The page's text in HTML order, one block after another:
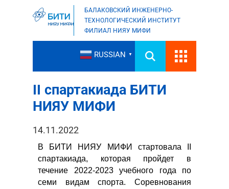
БАЛАКОВСКИЙ ИНЖЕНЕРНО-
ТЕХНОЛОГИЧЕСКИЙ ИНСТИТУТ
ФИЛИАЛ НИЯУ МИФИ
RUSSIAN ▼
II спартакиада БИТИ
НИЯУ МИФИ
14.11.2022
В БИТИ НИЯУ МИФИ стартовала II
спартакиада, которая пройдет в
течение 2022-2023 учебного года по
семи видам спорта. Соревнования